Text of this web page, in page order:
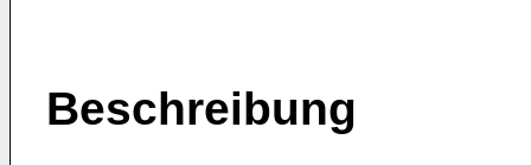
Beschreibung